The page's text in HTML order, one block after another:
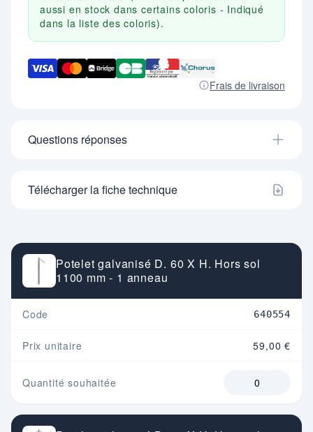
aussi en stock dans certains coloris - Indiqué
dans la liste des coloris).
Frais de livraison
Questions réponses
Télécharger la fiche technique
Potelet galvanisé D. 60 X H. Hors sol
1100 mm - 1 anneau
Code 640554
Prix unitaire 59,00 €
Quantité souhaitée